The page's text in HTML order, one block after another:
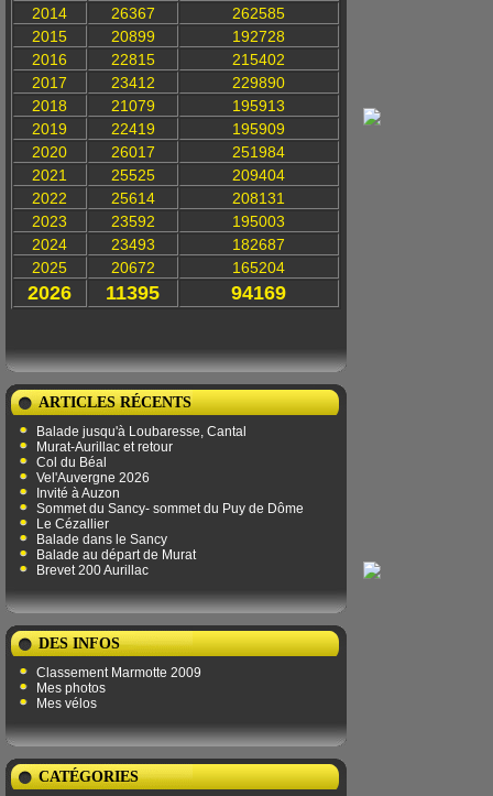
2014
26367
262585
2015
20899
192728
2016
22815
215402
2017
23412
229890
2018
21079
195913
2019
22419
195909
2020
26017
251984
2021
25525
209404
2022
25614
208131
2023
23592
195003
2024
23493
182687
2025
20672 165204
2026 11395 94169
ARTICLES RÉCENTS
Balade jusqu'à Loubaresse, Cantal
Murat-Aurillac et retour
Col du Béal
Vel'Auvergne 2026
Invité à Auzon
Sommet du Sancy- sommet du Puy de Dôme
Le Cézallier
Balade dans le Sancy
Balade au départ de Murat
Brevet 200 Aurillac
DES INFOS
Classement Marmotte 2009
Mes photos
Mes vélos
CATÉGORIES